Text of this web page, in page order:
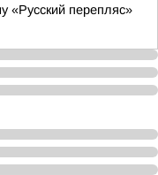
«Русский перепляс»